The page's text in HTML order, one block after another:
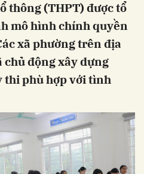
thông (THPT) được tổ
mô hình chính quyền
xã phường trên địa
chủ động xây dựng
thi phù hợp với tình